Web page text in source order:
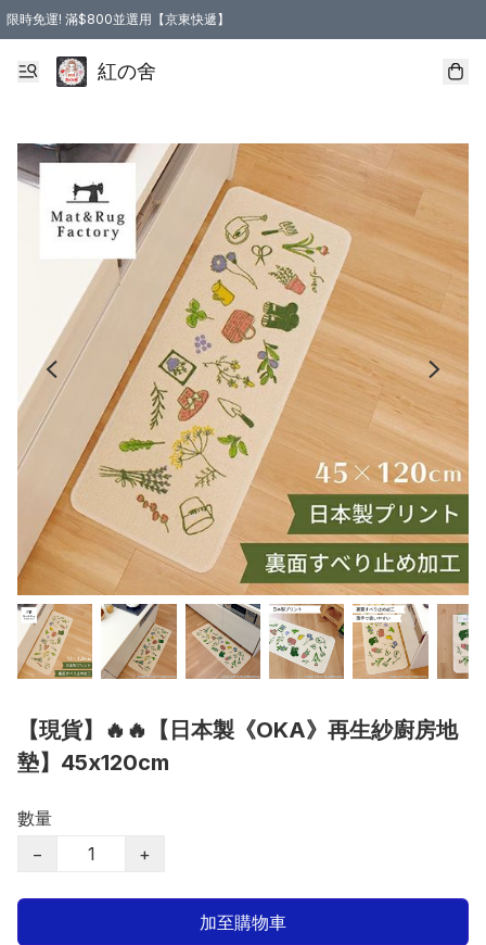
限時免運! 滿$800並選用【京東快遞】
紅の舍
【現貨】🔥🔥【日本製《OKA》再生紗廚房地
墊】45x120cm
數量
−
+
加至購物車